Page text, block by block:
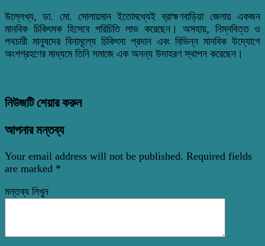
উল্লেখ্য, ডা. মো. সোলায়মান ইতোমধ্যেই ব্রাহ্মণবাড়িয়া জেলায় একজন
মানবিক চিকিৎসক হিসেবে পরিচিতি লাভ করেছেন। অসহায়, নিম্নবিত্ত ও
পথচারী মানুষদের বিনামূল্যে চিকিৎসা প্রদান এবং বিভিন্ন মানবিক উদ্যোগে
অংশগ্রহণের মাধ্যমে তিনি সমাজে এক অনন্য উদাহরণ স্থাপন করেছেন।
নিউজটি শেয়ার করুন
আপনার মন্তব্য
Your email address will not be published. Required fields
are marked *
মন্তব্য লিখুন